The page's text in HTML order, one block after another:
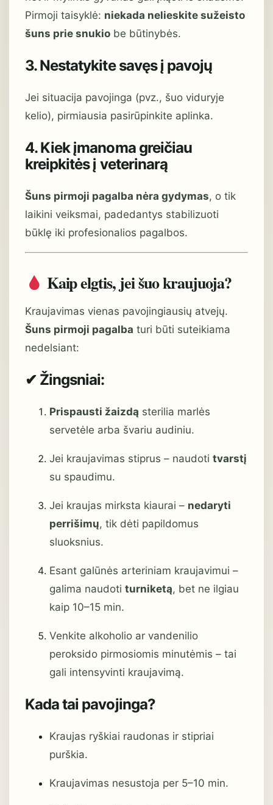
Pirmoji taisyklė: niekada nelieskite sužeisto
šuns prie snukio be būtinybės.
3. Nestatykite savęs į pavojų
Jei situacija pavojinga (pvz., šuo viduryje
kelio), pirmiausia pasirūpinkite aplinka.
4. Kiek įmanoma greičiau
kreipkitės į veterinarą
Šuns pirmoji pagalba nėra gydymas, o tik
laikini veiksmai, padedantys stabilizuoti
būklę iki profesionalios pagalbos.
Kaip elgtis, jei šuo kraujuoja?
Kraujavimas vienas pavojingiausių atvejų.
Šuns pirmoji pagalba turi būti suteikiama
nedelsiant:
✔ Žingsniai:
Prispausti žaizdą sterilia marlės
servetėle arba švariu audiniu.
Jei kraujavimas stiprus – naudoti tvarstį
su spaudimu.
Jei kraujas mirksta kiaurai – nedaryti
perrišimų, tik dėti papildomus
sluoksnius.
Esant galūnės arteriniam kraujavimui –
galima naudoti turniketą, bet ne ilgiau
kaip 10–15 min.
Venkite alkoholio ar vandenilio
peroksido pirmosiomis minutėmis – tai
gali intensyvinti kraujavimą.
Kada tai pavojinga?
Kraujas ryškiai raudonas ir stipriai
purškia.
Kraujavimas nesustoja per 5–10 min.